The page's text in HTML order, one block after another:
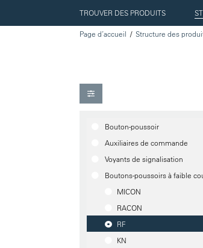
TROUVER DES PRODUITS
Page d’accueil Structure des
Bouton-poussoir
Auxiliaires de commande
Voyants de signalisation
Boutons-poussoirs à faible
MICON
RACON
RF
KN